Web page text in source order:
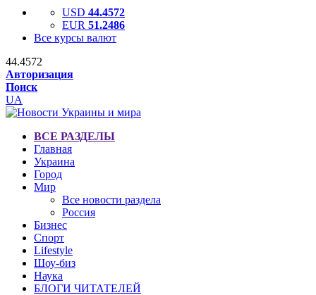
USD 44.4572
EUR 51.2486
Все курсы валют
44.4572
Авторизация
Поиск
UA
ВСЕ РАЗДЕЛЫ
Главная
Украина
Город
Мир
Все новости раздела
Россия
Бизнес
Спорт
Lifestyle
Шоу-биз
Наука
БЛОГИ ЧИТАТЕЛЕЙ